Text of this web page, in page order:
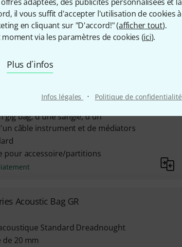
il vous suffit d'accepter l'utilisation de cookies à
en cliquant sur "D'accord!" (afficher tout).
via les paramètres de cookies (ici).
Plus d´infos
Infos légales · Politique de confidentialité
électrique et 1 guitare acoustique
cordes)
ultra épais
gig bag, d'une sangle, d'un
câble instrument et de médiators
pour accessoire/partitions
Acoustic Bag GR
Standard Dreadnought
20 mm